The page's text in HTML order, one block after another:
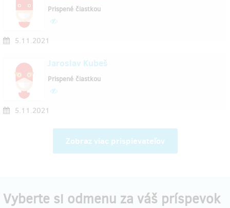
5.11.2021
Prispené čiastkou
Jaroslav Kubeš
5.11.2021
Prispené čiastkou
Zobraz viac prispievateľov
Vyberte si odmenu za váš príspevok